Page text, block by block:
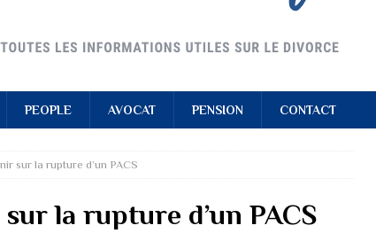
PEOPLE AVOCAT PENSION CONTACT
sur la rupture d’un PACS
la rupture d’un PACS